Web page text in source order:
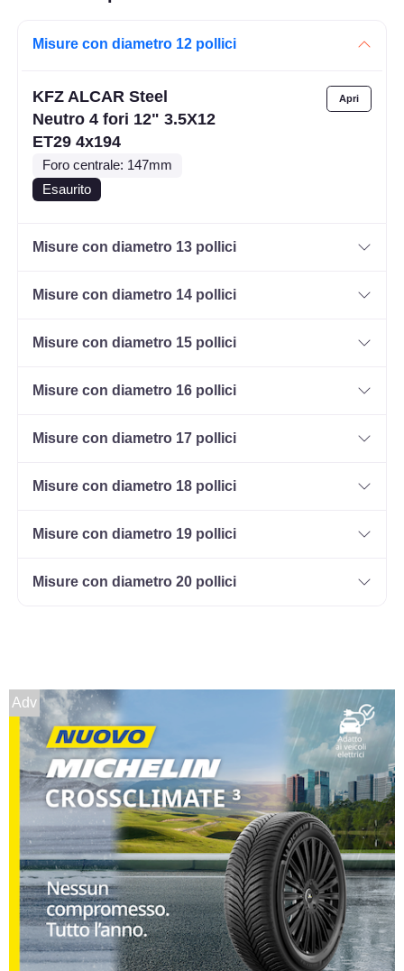
Misure con diametro 12 pollici
KFZ ALCAR Steel
Neutro 4 fori 12" 3.5X12
ET29 4x194
Foro centrale: 147mm
Esaurito
Misure con diametro 13 pollici
Misure con diametro 14 pollici
Misure con diametro 15 pollici
Misure con diametro 16 pollici
Misure con diametro 17 pollici
Misure con diametro 18 pollici
Misure con diametro 19 pollici
Misure con diametro 20 pollici
Adv